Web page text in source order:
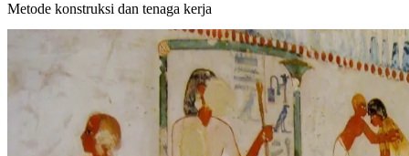
Metode konstruksi dan tenaga kerja